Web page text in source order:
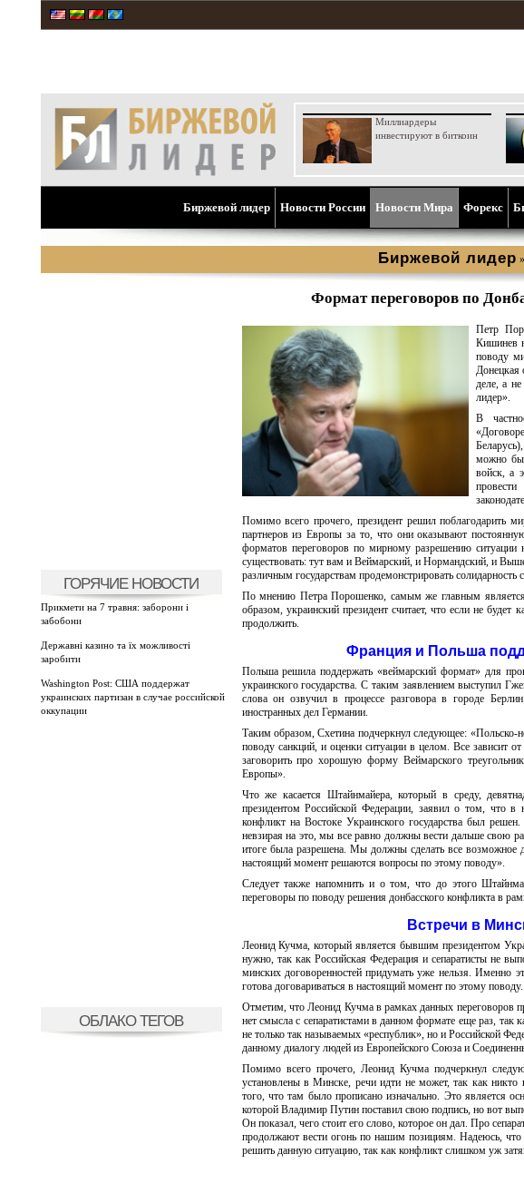
Миллиардеры
инвестируют в биткоин
Биржевой лидер Новости России Новости Мира Форекс
Биржевой лидер »
ГОРЯЧИЕ НОВОСТИ
Прикмети на 7 травня: заборони і
забобони
Державні казино та їх можливості
заробити
Washington Post: США поддержат
украинских партизан в случае российской
оккупации
ОБЛАКО ТЕГОВ
Формат переговоров по
Петр
Кишинев
поводу
Донецкая
деле, а
лидер».
В
можно
войск, а
Помимо всего прочего, президент решил поблагодарить
партнеров из Европы за то, что они оказывают
форматов переговоров по мирному разрешению ситуации
существовать: тут вам и Веймарский, и Нормандский, и
различным государствам продемонстрировать
По мнению Петра Порошенко, самым же главным
образом, украинский президент считает, что если не
продолжить.
Франция и Польша
Польша решила поддержать «веймарский формат» для
украинского государства. С таким заявлением выступил
слова он озвучил в процессе разговора в городе
иностранных дел Германии.
Таким образом, Схетина подчеркнул следующее: «Польско-
поводу санкций, и оценки ситуации в целом. Все зависит
заговорить про хорошую форму Веймарского
Европы».
Что же касается Штайнмайера, который в среду,
президентом Российской Федерации, заявил о том, что
конфликт на Востоке Украинского государства был
невзирая на это, мы все равно должны вести дальше свою
итоге была разрешена. Мы должны сделать все возможное
настоящий момент решаются вопросы по этому поводу».
Следует также напомнить и о том, что до этого
переговоры по поводу решения донбасского конфликта в
Встречи в
Леонид Кучма, который является бывшим президентом
нужно, так как Российская Федерация и сепаратисты не
минских договоренностей придумать уже нельзя. Именно
готова договариваться в настоящий момент по этому поводу.
Отметим, что Леонид Кучма в рамках данных переговоров
нет смысла с сепаратистами в данном формате еще раз, так
не только так называемых «республик», но и Российской
данному диалогу людей из Европейского Союза и
Помимо всего прочего, Леонид Кучма подчеркнул
установлены в Минске, речи идти не может, так как
того, что там было прописано изначально. Это является
которой Владимир Путин поставил свою подпись, но вот
Он показал, чего стоит его слово, которое он дал. Про
продолжают вести огонь по нашим позициям. Надеюсь,
решить данную ситуацию, так как конфликт слишком уж